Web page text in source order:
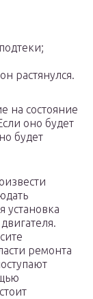
растянулся.
на состояние
оно будет
будет
установка
ремонта